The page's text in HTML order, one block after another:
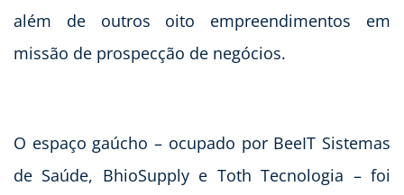
além de outros oito empreendimentos em
missão de prospecção de negócios.
O espaço gaúcho – ocupado por BeeIT Sistemas
de Saúde, BhioSupply e Toth Tecnologia – foi